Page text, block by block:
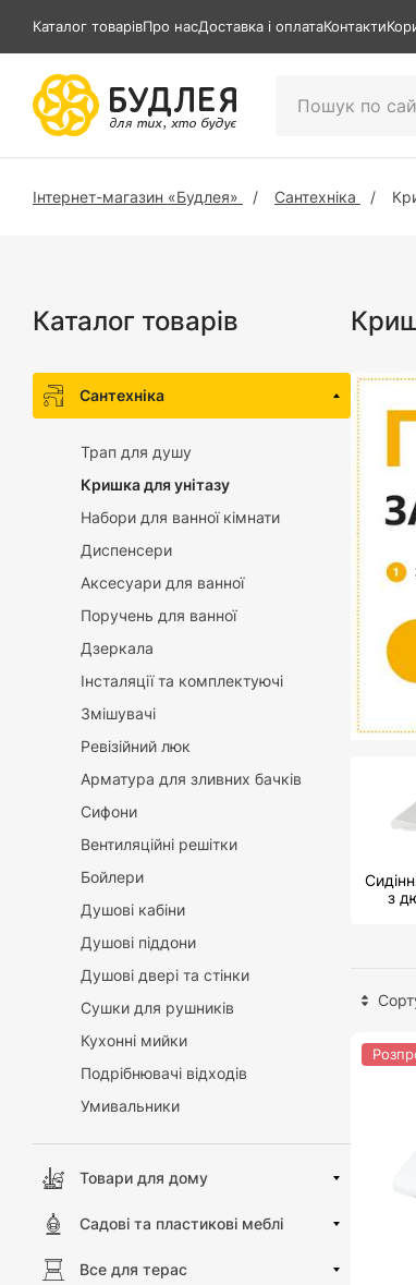
Каталог товарівПро насДоставка і оплатаКонтакти
Інтернет-магазин «Будлея» Сантехніка
Каталог товарів
Сантехніка
Трап для душу
Кришка для унітазу
Набори для ванної кімнати
Диспенсери
Аксесуари для ванної
Поручень для ванної
Дзеркала
Інсталяції та комплектуючі
Змішувачі
Ревізійний люк
Арматура для зливних бачків
Сифони
Вентиляційні решітки
Бойлери
Душові кабіни
Душові піддони
Душові двері та стінки
Сушки для рушників
Кухонні мийки
Подрібнювачі відходів
Умивальники
Товари для дому
Садові та пластикові меблі
Все для терас
з